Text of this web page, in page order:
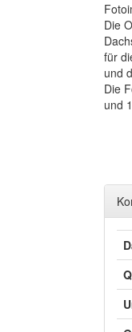
Die
für
und
Die
und